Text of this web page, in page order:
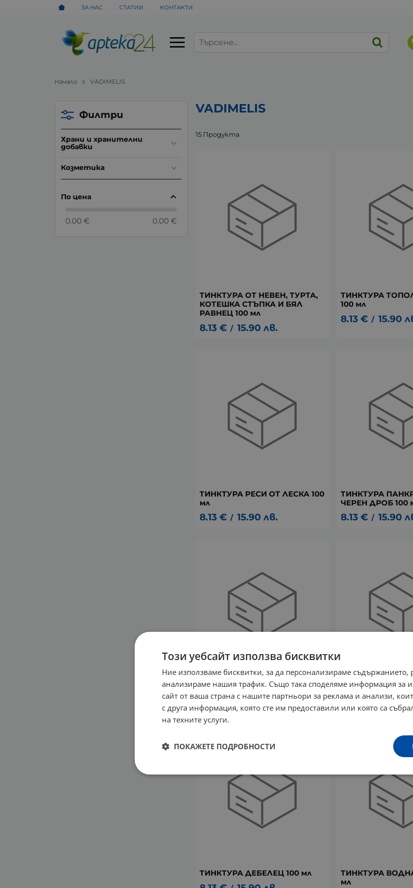
ЗА НАС СТАТИИ КОНТАКТИ
Начало VADIMELIS
VADIMELIS
15 Продукта
ТИНКТУРА ОТ НЕВЕН, ТУРТА,
КОТЕШКА СТЪПКА И БЯЛ
РАВНЕЦ 100 мл
8.13 € / 15.90 лв.
ТИНКТУРА
100 мл
8.13 € / 15.90
ТИНКТУРА РЕСИ ОТ ЛЕСКА 100
мл
8.13 € / 15.90 лв.
ТИНКТУРА
ЧЕРЕН ДРОБ 100
8.13 € / 15.90
ТИНКТУРА НОРМАЛНО ТЕГЛО
8.13 € / 15.90 лв.
ТИНКТУРА ОТ
8.13 € / 15.90
ТИНКТУРА ДЕБЕЛЕЦ 100 мл
ТИНКТУРА
мл
Филтри
Храни и хранителни
добавки
Козметика
По цена
0.00 € 0.00 €
Този уебсайт използва бисквитки
Ние използваме бисквитки, за да персонализираме съдържанието,
анализираме нашия трафик. Също така споделяме информация за
сайт от ваша страна с нашите партньори за реклама и анализи,
с друга информация, която сте им предоставили или която са
на техните услуги.
ПОКАЖЕТЕ ПОДРОБНОСТИ